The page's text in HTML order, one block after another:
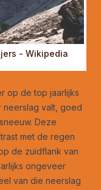
- Wikipedia
op de top jaarlijks
neerslag valt, goed
Deze
met de regen
de zuidflank van
ongeveer
van die neerslag